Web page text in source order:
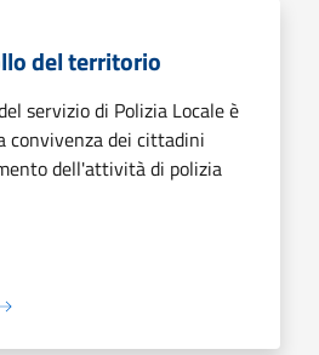
del territorio
servizio di Polizia Locale è
convivenza dei cittadini
dell'attività di polizia